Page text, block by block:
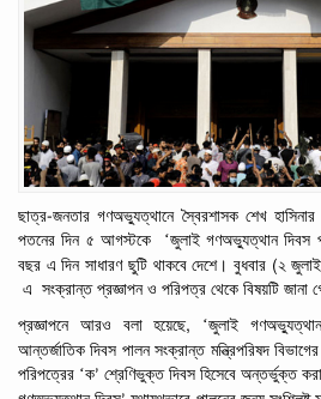
ছাত্র-জনতার গণঅভ্যুত্থানে স্বৈরশাসক শেখ হাসিনার
পতনের দিন ৫ আগস্টকে ‘জুলাই গণঅভ্যুত্থান দিবস
বছর এ দিন সাধারণ ছুটি থাকবে দেশে। বুধবার (২ জুলাই
এ সংক্রান্ত প্রজ্ঞাপন ও পরিপত্র থেকে বিষয়টি জানা
প্রজ্ঞাপনে আরও
বলা হয়েছে, ‘জুলাই
আন্তর্জাতিক দিবস পালন সংক্রান্ত মন্ত্রিপরিষদ বিভাগের
পরিপত্রের ‘ক’ শ্রেণিভুক্ত দিবস হিসেবে অন্তর্ভুক্ত